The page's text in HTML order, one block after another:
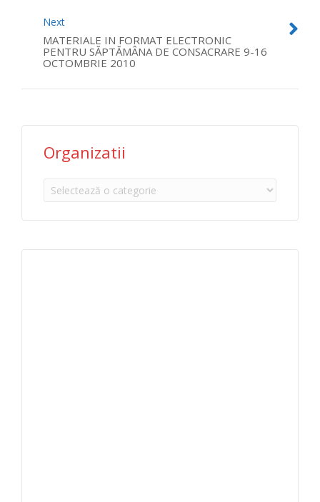
Next
MATERIALE IN FORMAT ELECTRONIC
PENTRU SĂPTĂMÂNA DE CONSACRARE 9-16
OCTOMBRIE 2010
Organizatii
Organizatii